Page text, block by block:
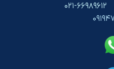
۰۲۱-۶۶۹۸۹۶۱۲